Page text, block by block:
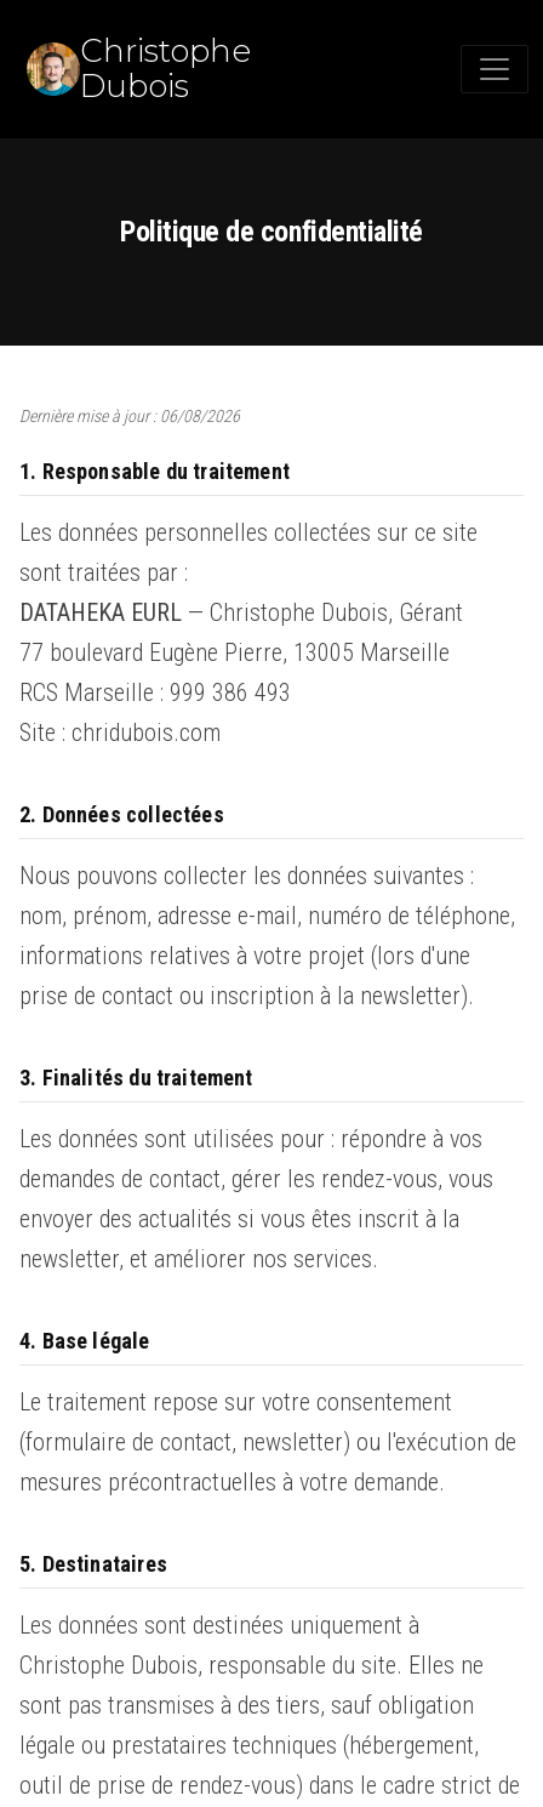
Christophe
Dubois
Politique de confidentialité
Dernière mise à jour : 06/08/2026
1. Responsable du traitement
Les données personnelles collectées sur ce site
sont traitées par :
DATAHEKA EURL — Christophe Dubois, Gérant
77 boulevard Eugène Pierre, 13005 Marseille
RCS Marseille : 999 386 493
Site : chridubois.com
2. Données collectées
Nous pouvons collecter les données suivantes :
nom, prénom, adresse e-mail, numéro de téléphone,
informations relatives à votre projet (lors d'une
prise de contact ou inscription à la newsletter).
3. Finalités du traitement
Les données sont utilisées pour : répondre à vos
demandes de contact, gérer les rendez-vous, vous
envoyer des actualités si vous êtes inscrit à la
newsletter, et améliorer nos services.
4. Base légale
Le traitement repose sur votre consentement
(formulaire de contact, newsletter) ou l'exécution de
mesures précontractuelles à votre demande.
5. Destinataires
Les données sont destinées uniquement à
Christophe Dubois, responsable du site. Elles ne
sont pas transmises à des tiers, sauf obligation
légale ou prestataires techniques (hébergement,
outil de prise de rendez-vous) dans le cadre strict de